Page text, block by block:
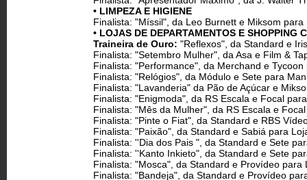
• LIMPEZA E HIGIENE
Finalista: "Míssil", da Leo Burnett e Miksom para
• LOJAS DE DEPARTAMENTOS E SHOPPING
Traineira de Ouro: "Reflexos", da Standard e
Finalista: "Setembro Mulher", da Asa e Film &
Finalista: "Performance", da Merchand e Tycoon
Finalista: "Relógios", da Módulo e Sete para
Finalista: "Lavanderia" da Pão de Açúcar e
Finalista: "Enigmoda", da RS Escala e Focal
Finalista: "Mês da Mulher", da RS Escala e
Finalista: "Pinte o Fiat", da Standard e RBS
Finalista: "Paixão", da Standard e Sabiá para
Finalista: ''Dia dos Pais ", da Standard e Sete
Finalista: ''Kanto Inkieto", da Standard e Sete
Finalista: "Mosca", da Standard e Provídeo para
Finalista: "Bandeja", da Standard e Provídeo